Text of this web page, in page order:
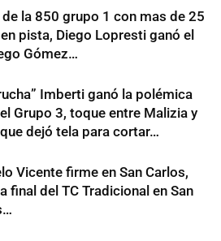
de la 850 grupo 1 con mas de 25
pista, Diego Lopresti ganó el
Gómez…
Imberti ganó la polémica
Grupo 3, toque entre Malizia y
dejó tela para cortar…
Vicente firme en San Carlos,
final del TC Tradicional en San